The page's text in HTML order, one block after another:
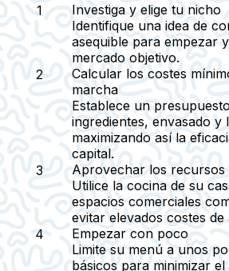
Investiga y elige tu nicho
Identifique una idea de
asequible para empezar
mercado objetivo.
Calcular los costes
marcha
Establece un
ingredientes, envasado y
maximizando así la
capital.
Aprovechar los recursos
Utilice la cocina de su
espacios comerciales
evitar elevados costes de
Empezar con poco
Limite su menú a unos
básicos para minimizar